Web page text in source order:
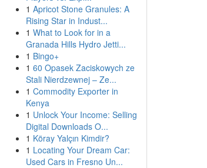
1 Apricot Stone Granules: A
Rising Star in Indust...
1 What to Look for in a
Granada Hills Hydro Jetti...
1 Bingo+
1 60 Opasek Zaciskowych ze
Stali Nierdzewnej – Ze...
1 Commodity Exporter in
Kenya
1 Unlock Your Income: Selling
Digital Downloads O...
1 Köray Yalçın Kimdir?
1 Locating Your Dream Car:
Used Cars in Fresno Un...